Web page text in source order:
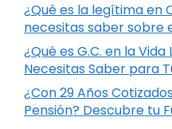
¿Qué es la legítima en
necesitas saber sobre
¿Qué es G.C. en la
Necesitas Saber para
¿Con 29 Años
Pensión? Descubre tu